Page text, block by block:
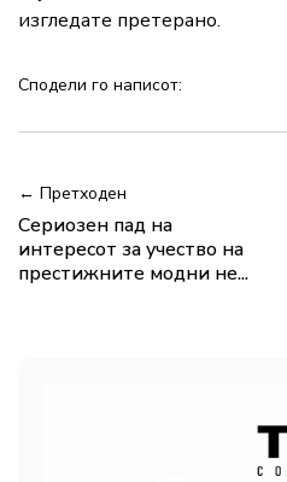
изгледате претерано.
Сподели го написот:
← Претходен
Сериозен пад на
интересот за учество на
престижните модни не...